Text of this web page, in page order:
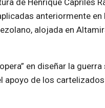
de Henrique Capriles
anteriormente en
alojada en
en diseñar la guerra
apoyo de los